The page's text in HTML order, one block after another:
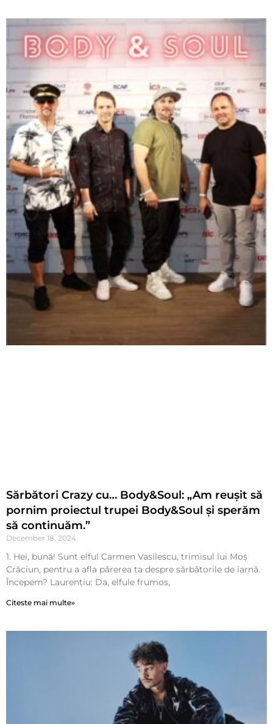
Sărbători Crazy cu… Body&Soul: „Am reușit să
pornim proiectul trupei Body&Soul și sperăm
să continuăm.”
December 18, 2024
1. Hei, bună! Sunt elful Carmen Vasilescu, trimisul lui Moș
Crăciun, pentru a afla părerea ta despre sărbătorile de iarnă.
Începem? Laurențiu: Da, elfule frumos,
Citeste mai multe»